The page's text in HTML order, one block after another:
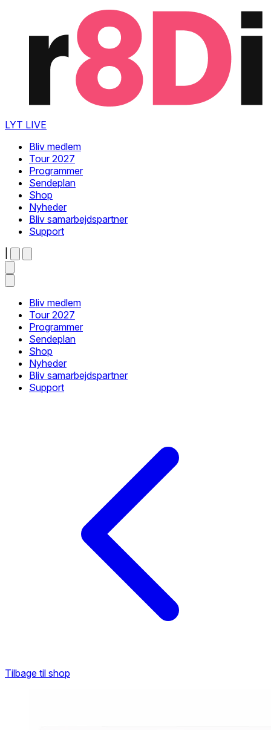
LYT LIVE
Bliv medlem
Tour 2027
Programmer
Sendeplan
Shop
Nyheder
Bliv samarbejdspartner
Support
Bliv medlem
Tour 2027
Programmer
Sendeplan
Shop
Nyheder
Bliv samarbejdspartner
Support
Tilbage til shop